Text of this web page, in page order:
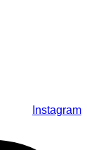
Instagram